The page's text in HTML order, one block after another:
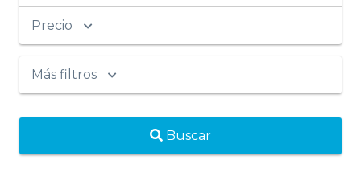
Precio
Más filtros
Buscar